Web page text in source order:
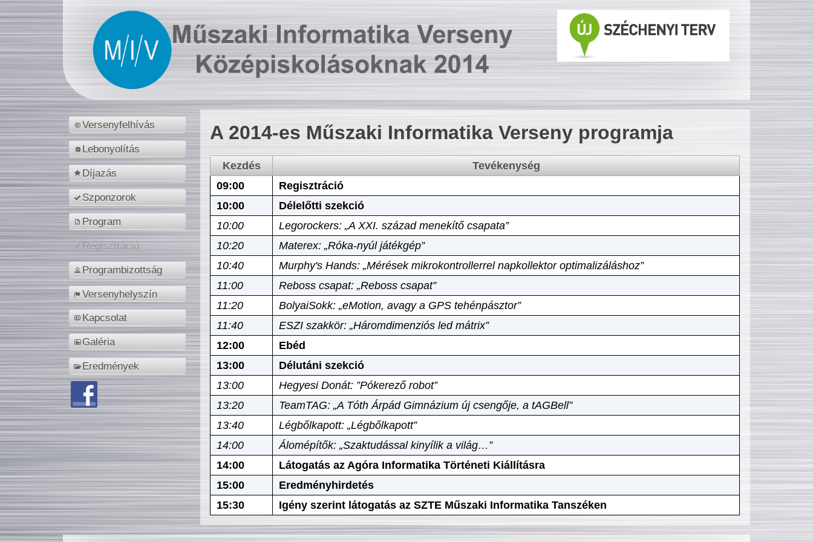
Versenyfelhívás
Lebonyolítás
Díjazás
Szponzorok
Program
Regisztráció
Programbizottság
Versenyhelyszín
Kapcsolat
Galéria
Eredmények
A 2014-es Műszaki Informatika Verseny programja
Kezdés
Tevékenység
09:00
Regisztráció
10:00
Délelőtti szekció
10:00
Legorockers: „A XXI. század menekítő csapata”
10:20
Materex: „Róka-nyúl játékgép”
10:40
Murphy's Hands: „Mérések mikrokontrollerrel napkollektor optimalizáláshoz”
11:00
Reboss csapat: „Reboss csapat”
11:20
BolyaiSokk: „eMotion, avagy a GPS tehénpásztor”
11:40
ESZI szakkör: „Háromdimenziós led mátrix”
12:00
Ebéd
13:00
Délutáni szekció
13:00
Hegyesi Donát: ”Pókerező robot”
13:20
TeamTAG: „A Tóth Árpád Gimnázium új csengője, a tAGBell”
13:40
Légbőlkapott: „Légbőlkapott”
14:00
Álomépítők: „Szaktudással kinyílik a világ…”
14:00
Látogatás az Agóra Informatika Történeti Kiállításra
15:00
Eredményhirdetés
15:30
Igény szerint látogatás az SZTE Műszaki Informatika Tanszéken